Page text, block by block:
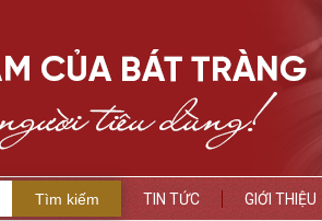
Tìm kiếm TIN TỨC GIỚI THIỆU